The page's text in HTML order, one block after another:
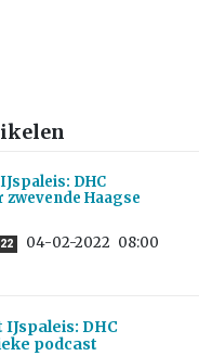
DHC
Haagse
04-02-2022 08:00
DHC
podcast